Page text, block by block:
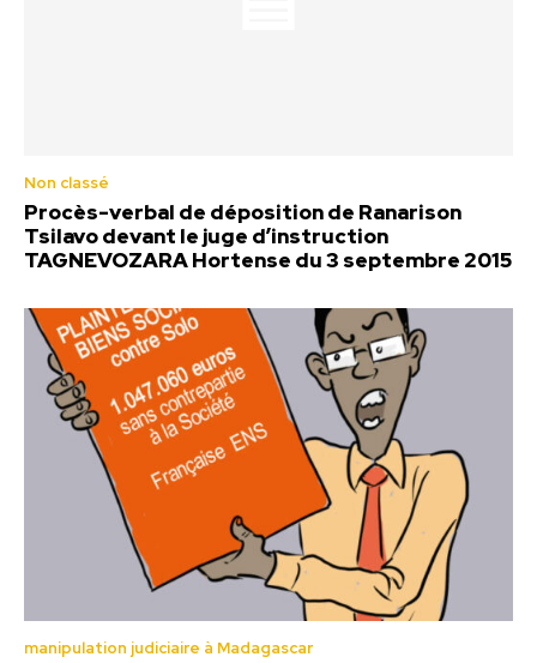
Non classé
Procès-verbal de déposition de Ranarison
Tsilavo devant le juge d’instruction
TAGNEVOZARA Hortense du 3 septembre 2015
manipulation judiciaire à Madagascar